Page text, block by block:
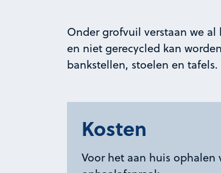
Onder grofvuil verstaan we
en niet gerecycled kan
bankstellen, stoelen en
Kosten
Voor het aan huis